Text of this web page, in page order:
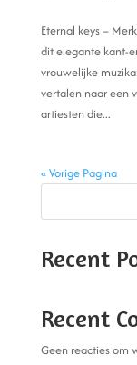
Eternal keys –
dit elegante kant-
vrouwelijke
vertalen naar een
artiesten die...
« Vorige Pagina
Recent
Recent
Geen reacties om